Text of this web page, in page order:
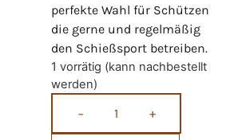
perfekte Wahl für Schützen
die gerne und regelmäßig
den Schießsport betreiben.
1 vorrätig (kann nachbestellt
werden)
− +